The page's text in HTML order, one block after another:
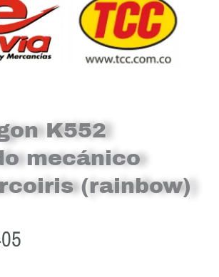
K552
mecánico
(rainbow)
range: